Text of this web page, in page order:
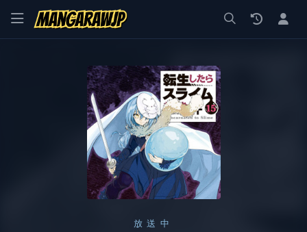
放送中
漫画 raw, mangaraw, manga raw, manga1001, manga1000, エロ 漫画, エ